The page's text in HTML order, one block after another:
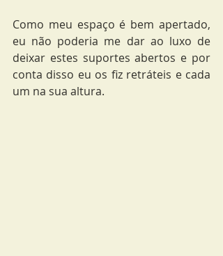
Como meu espaço é bem apertado,
eu não poderia me dar ao luxo de
deixar estes suportes abertos e por
conta disso eu os fiz retráteis e cada
um na sua altura.